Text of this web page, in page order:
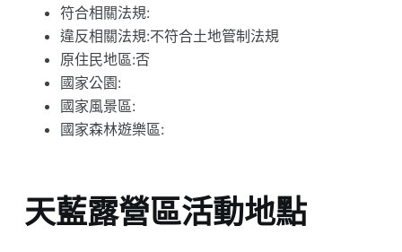
符合相關法規:
違反相關法規:不符合土地管制法規
原住民地區:否
國家公園:
國家風景區:
國家森林遊樂區:
天藍露營區活動地點